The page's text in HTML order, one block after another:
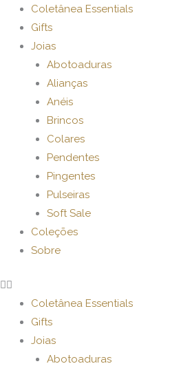
para
conteúdo
Coletânea Essentials
Gifts
Joias
Abotoaduras
Alianças
Anéis
Brincos
Colares
Pendentes
Pingentes
Pulseiras
Soft Sale
Coleções
Sobre
Coletânea Essentials
Gifts
Joias
Abotoaduras